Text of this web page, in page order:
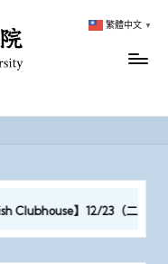
】12/23（二）
繁體中文 ▼